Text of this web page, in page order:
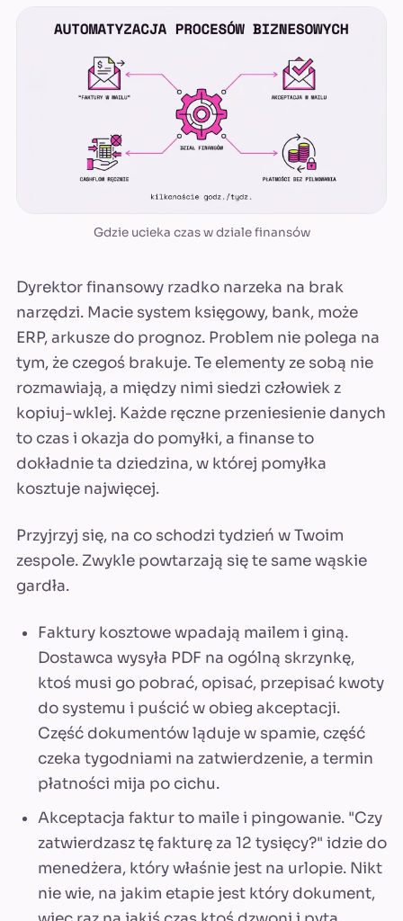
Gdzie ucieka czas w dziale finansów
Dyrektor finansowy rzadko narzeka na brak
narzędzi. Macie system księgowy, bank, może
ERP, arkusze do prognoz. Problem nie polega na
tym, że czegoś brakuje. Te elementy ze sobą nie
rozmawiają, a między nimi siedzi człowiek z
kopiuj-wklej. Każde ręczne przeniesienie danych
to czas i okazja do pomyłki, a finanse to
dokładnie ta dziedzina, w której pomyłka
kosztuje najwięcej.
Przyjrzyj się, na co schodzi tydzień w Twoim
zespole. Zwykle powtarzają się te same wąskie
gardła.
Faktury kosztowe wpadają mailem i giną.
Dostawca wysyła PDF na ogólną skrzynkę,
ktoś musi go pobrać, opisać, przepisać kwoty
do systemu i puścić w obieg akceptacji.
Część dokumentów ląduje w spamie, część
czeka tygodniami na zatwierdzenie, a termin
płatności mija po cichu.
Akceptacja faktur to maile i pingowanie. "Czy
zatwierdzasz tę fakturę za 12 tysięcy?" idzie do
menedżera, który właśnie jest na urlopie. Nikt
nie wie, na jakim etapie jest który dokument,